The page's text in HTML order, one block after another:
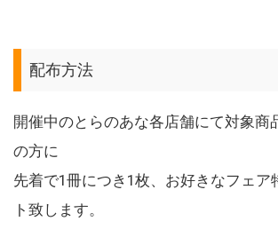
配布方法
開催中のとらのあな各店舗にて対象商
の方に
先着で1冊につき1枚、お好きなフェア
ト致します。